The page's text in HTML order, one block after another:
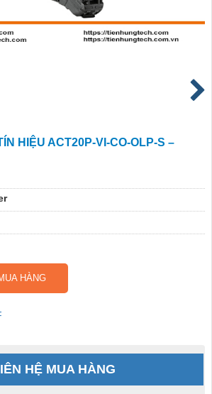
HIỆU ACT20P-VI-CO-OLP-S –
HÀNG
HỆ MUA HÀNG